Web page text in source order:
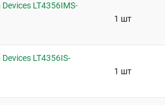
LT4356IMS-
1 шт
LT4356IS-
1 шт